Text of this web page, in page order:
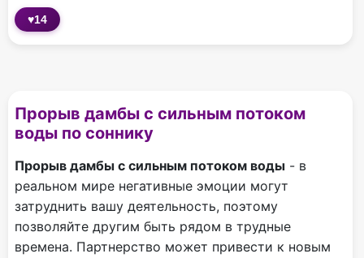
♥14
Прорыв дамбы с сильным потоком
воды по соннику
Прорыв дамбы с сильным потоком воды - в
реальном мире негативные эмоции могут
затруднить вашу деятельность, поэтому
позволяйте другим быть рядом в трудные
времена. Партнерство может привести к новым